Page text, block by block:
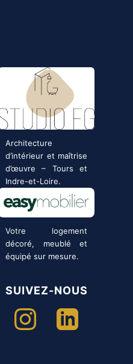
Architecture
d’intérieur et maîtrise
d’œuvre – Tours et
Indre-et-Loire.
Votre logement
décoré, meublé et
équipé sur mesure.
SUIVEZ-NOUS